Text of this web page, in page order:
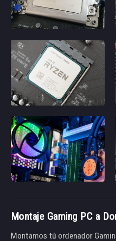
Montaje Gaming PC a
Montamos tú ordenador